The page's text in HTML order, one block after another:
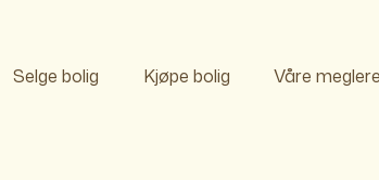
Selge bolig Kjøpe bolig Våre meglere